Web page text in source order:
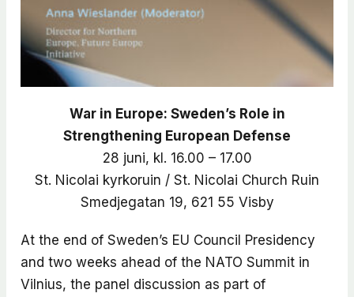
War in Europe: Sweden’s Role in
Strengthening European Defense
28 juni, kl. 16.00 – 17.00
St. Nicolai kyrkoruin / St. Nicolai Church Ruin
Smedjegatan 19, 621 55 Visby
At the end of Sweden’s EU Council Presidency
and two weeks ahead of the NATO Summit in
Vilnius, the panel discussion as part of